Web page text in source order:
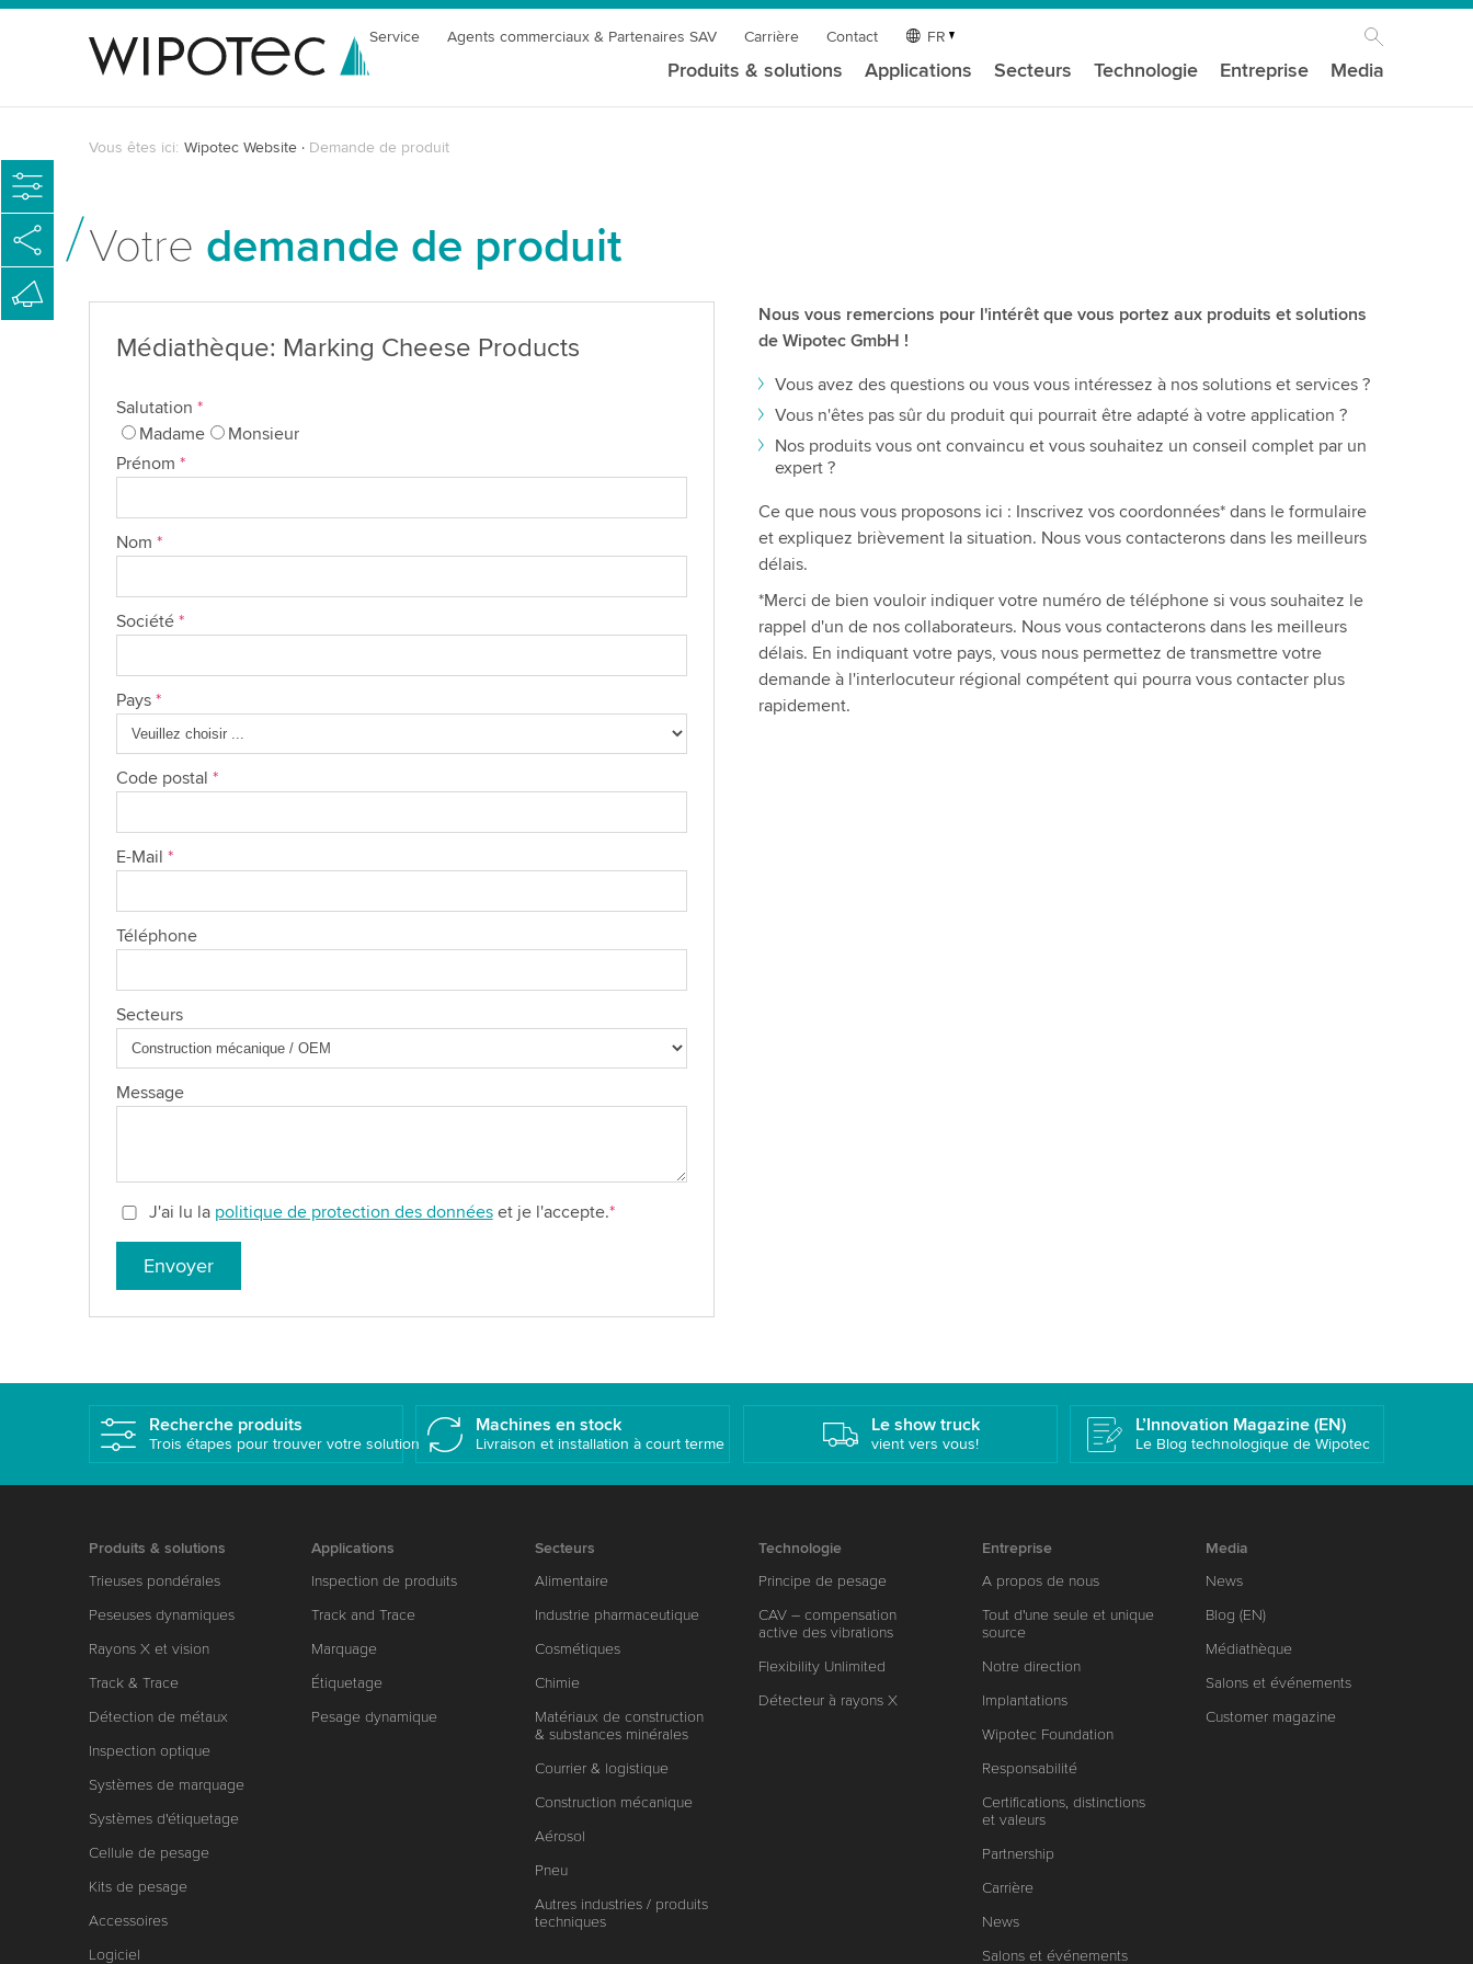
Service Agents commerciaux & Partenaires SAV Carrière Contact FR
Produits & solutions Applications Secteurs Technologie Entreprise Media
Vous êtes ici: Wipotec Website Demande de produit
Votre demande de produit
Médiathèque: Marking Cheese Products
Salutation *
Madame
Monsieur
Prénom *
Nom *
Société *
Pays *
Code postal *
E-Mail *
Téléphone
Secteurs
Message
J'ai lu la politique de protection des donnéeset je l'accepte.*
Envoyer
Nous vous remercions pour l'intérêt que vous portez aux produits et solutions
de Wipotec GmbH !
Vous avez des questions ou vous vous intéressez à nos solutions et services ?
Vous n'êtes pas sûr du produit qui pourrait être adapté à votre application ?
Nos produits vous ont convaincu et vous souhaitez un conseil complet par un
expert ?
Ce que nous vous proposons ici : Inscrivez vos coordonnées* dans le formulaire
et expliquez brièvement la situation. Nous vous contacterons dans les meilleurs
délais.
*Merci de bien vouloir indiquer votre numéro de téléphone si vous souhaitez le
rappel d'un de nos collaborateurs. Nous vous contacterons dans les meilleurs
délais. En indiquant votre pays, vous nous permettez de transmettre votre
demande à l'interlocuteur régional compétent qui pourra vous contacter plus
rapidement.
Recherche produits
Trois étapes pour trouver votre solution
Machines en stock
Livraison et installation à court terme
Le show truck
vient vers vous!
L’Innovation Magazine (EN)
Le Blog technologique de Wipotec
Produits & solutions
Trieuses pondérales
Peseuses dynamiques
Rayons X et vision
Track & Trace
Détection de métaux
Inspection optique
Systèmes de marquage
Systèmes d'étiquetage
Cellule de pesage
Kits de pesage
Accessoires
Logiciel
Applications
Inspection de produits
Track and Trace
Marquage
Étiquetage
Pesage dynamique
Secteurs
Alimentaire
Industrie pharmaceutique
Cosmétiques
Chimie
Matériaux de construction
& substances minérales
Courrier & logistique
Construction mécanique
Aérosol
Pneu
Autres industries / produits
techniques
Technologie
Principe de pesage
CAV – compensation
active des vibrations
Flexibility Unlimited
Détecteur à rayons X
Entreprise
A propos de nous
Tout d'une seule et unique
source
Notre direction
Implantations
Wipotec Foundation
Responsabilité
Certifications, distinctions
et valeurs
Partnership
Carrière
News
Salons et événements
Media
News
Blog (EN)
Médiathèque
Salons et événements
Customer magazine